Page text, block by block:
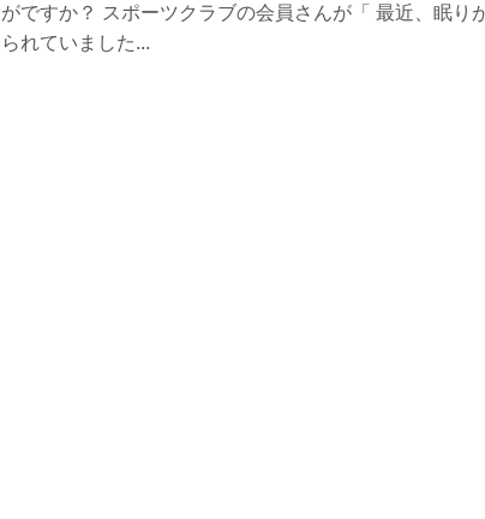
がですか？ スポーツクラブの会員さんが「 最近、眠り
られていました...